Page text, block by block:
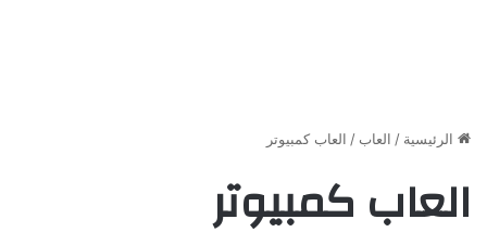
الرئيسية / العاب / العاب كمبيوتر
العاب كمبيوتر